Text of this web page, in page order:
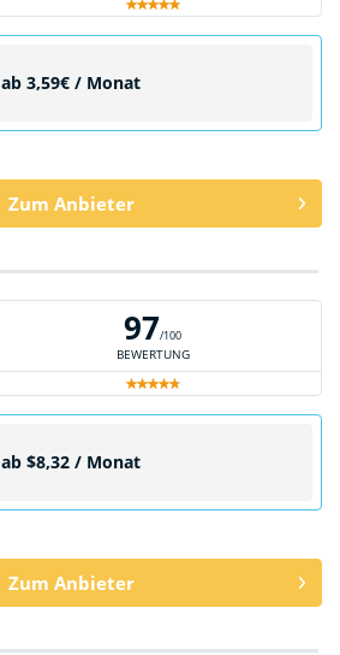
ab 3,59€ / Monat
Zum Anbieter
97/100
BEWERTUNG
ab $8,32 / Monat
Zum Anbieter